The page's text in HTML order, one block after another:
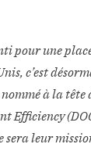
pour une
c’est
à la
Efficiency
sera leur